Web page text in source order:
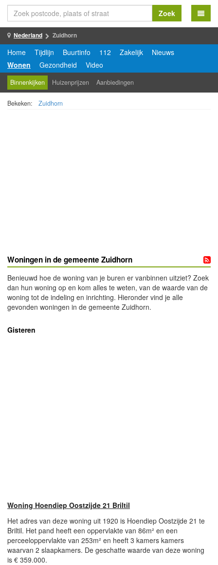
Zoek
Nederland Zuidhorn
Home Tijdlijn Buurtinfo 112 Zakelijk
Nieuws
Wonen
Gezondheid Video
Binnenkijken Huizenprijzen Aanbiedingen
Bekeken: Zuidhorn
Woningen in de gemeente Zuidhorn
Benieuwd hoe de woning van je buren er vanbinnen uitziet? Zoek
dan hun woning op en kom alles te weten, van de waarde van de
woning tot de indeling en inrichting. Hieronder vind je alle
gevonden woningen in de gemeente Zuidhorn.
Gisteren
Woning Hoendiep Oostzijde 21 Briltil
Het adres van deze woning uit 1920 is Hoendiep Oostzijde 21 te
Briltil. Het pand heeft een oppervlakte van 86m² en een
perceeloppervlakte van 253m² en heeft 3 kamers kamers
waarvan 2 slaapkamers. De geschatte waarde van deze woning
is € 359.000.